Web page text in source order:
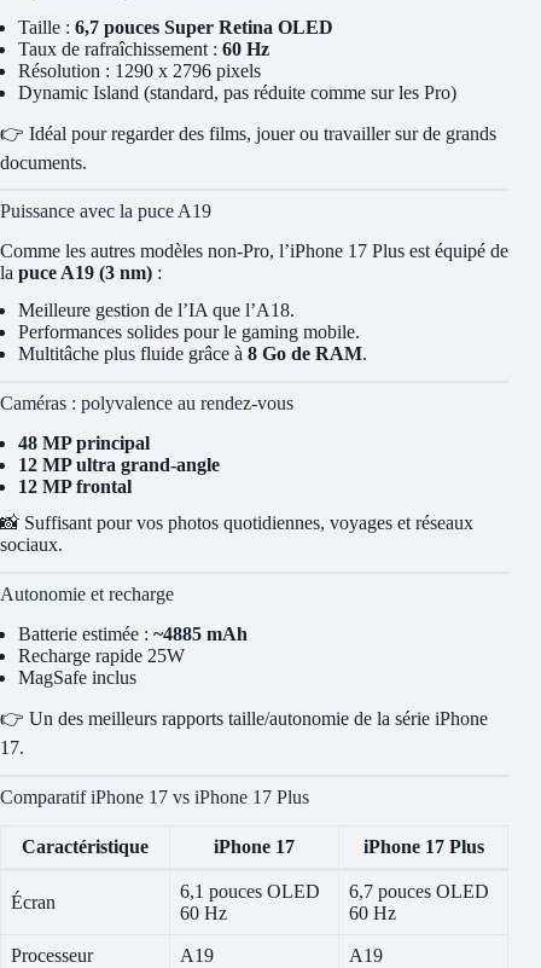
Taille : 6,7 pouces Super Retina OLED
Taux de rafraîchissement : 60 Hz
Résolution : 1290 x 2796 pixels
Dynamic Island (standard, pas réduite comme sur les Pro)
👉 Idéal pour regarder des films, jouer ou travailler sur de grands
documents.
Puissance avec la puce A19
Comme les autres modèles non-Pro, l’iPhone 17 Plus est équipé de
la puce A19 (3 nm) :
Meilleure gestion de l’IA que l’A18.
Performances solides pour le gaming mobile.
Multitâche plus fluide grâce à 8 Go de RAM.
Caméras : polyvalence au rendez-vous
48 MP principal
12 MP ultra grand-angle
12 MP frontal
📸 Suffisant pour vos photos quotidiennes, voyages et réseaux
sociaux.
Autonomie et recharge
Batterie estimée : ~4885 mAh
Recharge rapide 25W
MagSafe inclus
👉 Un des meilleurs rapports taille/autonomie de la série iPhone
17.
Comparatif iPhone 17 vs iPhone 17 Plus
Caractéristique iPhone 17 iPhone 17 Plus
Écran
6,1 pouces OLED
60 Hz
6,7 pouces OLED
60 Hz
Processeur A19 A19